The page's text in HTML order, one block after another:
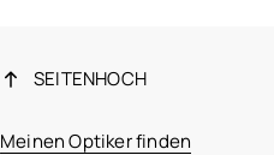
SEITENHOCH
Meinen Optiker finden